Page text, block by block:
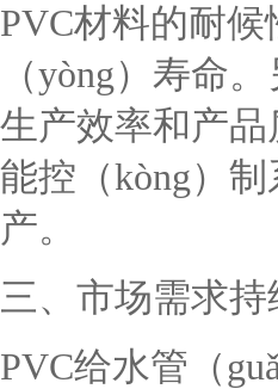
PVC材料的耐
（yòng）寿命
生产效率和产
能控（kòng）
产。
三、市场需求持
PVC给水管（